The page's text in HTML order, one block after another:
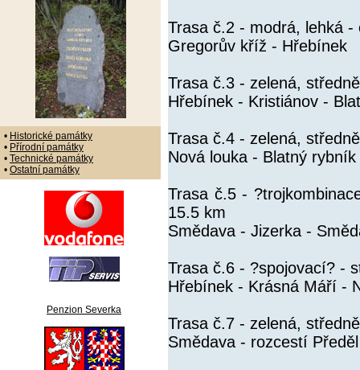
• Historické památky
• Přírodní památky
• Technické památky
• Ostatní památky
Penzion Severka
Trasa č.2 - modrá, lehká -
Gregorův kříž - Hřebínek
Trasa č.3 - zelená,
Hřebínek - Kristiánov -
Trasa č.4 - zelená,
Nová louka - Blatný
Trasa č.5 -
15.5 km
Smědava - Jizerka -
Trasa č.6 - ?spojovací? -
Hřebínek - Krásná Máří -
Trasa č.7 - zelená,
Smědava - rozcestí